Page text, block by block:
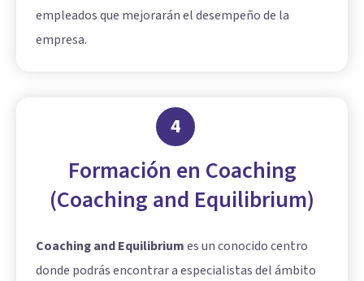
empleados que mejorarán el desempeño de la
empresa.
4
Formación en Coaching
(Coaching and Equilibrium)
Coaching and Equilibriumes un conocido centro
donde podrás encontrar a especialistas del ámbito